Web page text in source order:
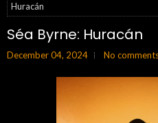
Huracán
Séa Byrne: Huracán
December 04, 2024 No